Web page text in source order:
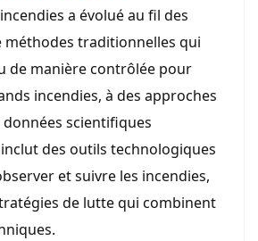
a évolué au fil des
méthodes traditionnelles qui
de manière contrôlée pour
incendies, à des approches
données scientifiques
des outils technologiques
et suivre les incendies,
de lutte qui combinent